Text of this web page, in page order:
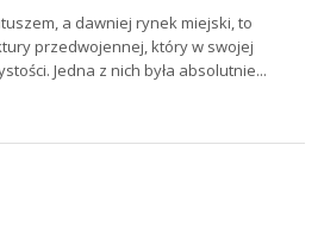
a dawniej rynek miejski, to
przedwojennej, który w swojej
Jedna z nich była absolutnie...